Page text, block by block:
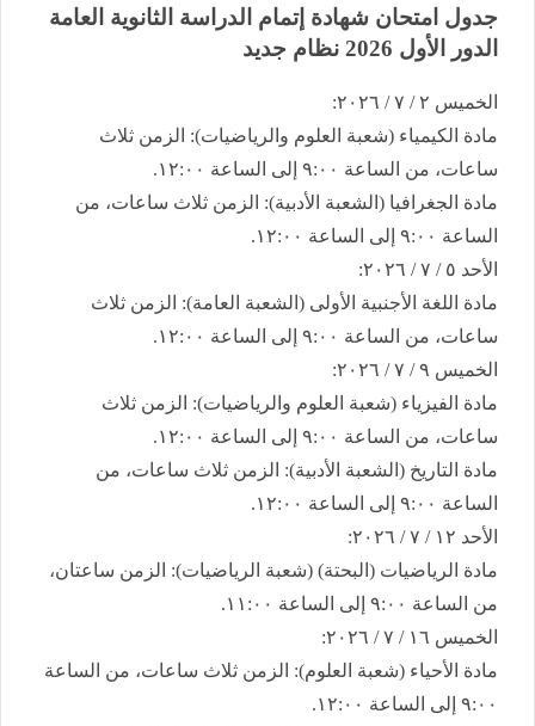
جدول امتحان شهادة إتمام الدراسة الثانوية العامة ​
الدور الأول 2026 نظام جديد
​الخميس ٢ / ٧ / ٢٠٢٦:
​مادة الكيمياء (شعبة العلوم والرياضيات): الزمن ثلاث
ساعات، من الساعة ٩:٠٠ إلى الساعة ١٢:٠٠.
​مادة الجغرافيا (الشعبة الأدبية): الزمن ثلاث ساعات، من
الساعة ٩:٠٠ إلى الساعة ١٢:٠٠.
​الأحد ٥ / ٧ / ٢٠٢٦:
​مادة اللغة الأجنبية الأولى (الشعبة العامة): الزمن ثلاث
ساعات، من الساعة ٩:٠٠ إلى الساعة ١٢:٠٠.
​الخميس ٩ / ٧ / ٢٠٢٦:
​مادة الفيزياء (شعبة العلوم والرياضيات): الزمن ثلاث
ساعات، من الساعة ٩:٠٠ إلى الساعة ١٢:٠٠.
​مادة التاريخ (الشعبة الأدبية): الزمن ثلاث ساعات، من
الساعة ٩:٠٠ إلى الساعة ١٢:٠٠.
​الأحد ١٢ / ٧ / ٢٠٢٦:
​مادة الرياضيات (البحتة) (شعبة الرياضيات): الزمن ساعتان،
من الساعة ٩:٠٠ إلى الساعة ١١:٠٠.
​الخميس ١٦ / ٧ / ٢٠٢٦:
​مادة الأحياء (شعبة العلوم): الزمن ثلاث ساعات، من الساعة
٩:٠٠ إلى الساعة ١٢:٠٠.